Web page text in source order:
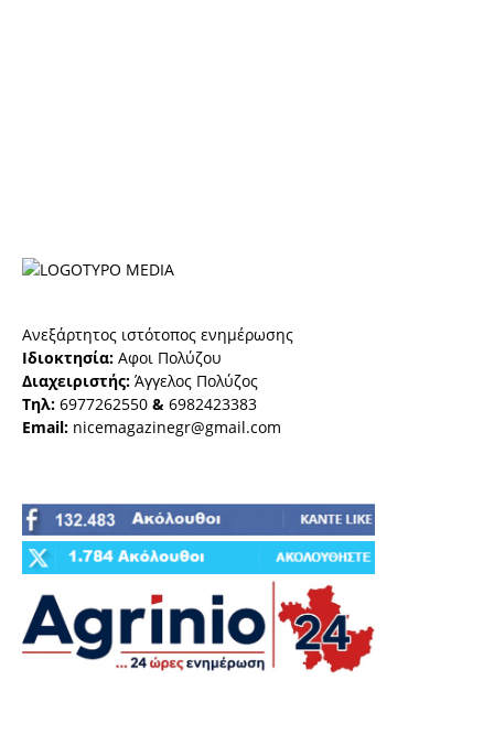
Ανεξάρτητος ιστότοπος ενημέρωσης
Ιδιοκτησία: Αφοι Πολύζου
Διαχειριστής: Άγγελος Πολύζος
Τηλ: 6977262550 & 6982423383
Email: nicemagazinegr@gmail.com